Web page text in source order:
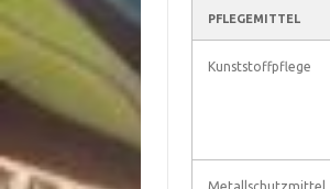
PFLEGEMITTEL
Kunststoffpflege